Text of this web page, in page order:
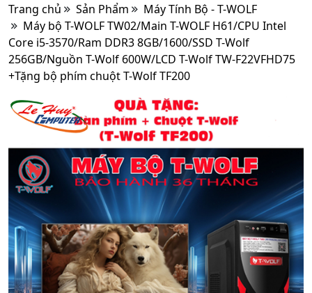
Trang chủ Sản Phẩm
Máy Tính Bộ - T-WOLF
Máy bộ T-WOLF TW02/Main T-WOLF H61/CPU Intel
Core i5-3570/Ram DDR3 8GB/1600/SSD T-Wolf
256GB/Nguồn T-Wolf 600W/LCD T-Wolf TW-F22VFHD75
+Tặng bộ phím chuột T-Wolf TF200